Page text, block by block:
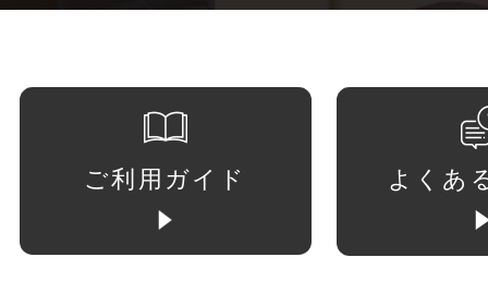
ご利用ガイド よくあ